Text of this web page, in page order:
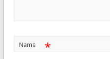
Name *